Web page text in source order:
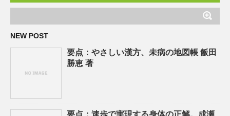
NEW POST
要点：やさしい漢方、未病の地図帳 飯田
勝恵 著